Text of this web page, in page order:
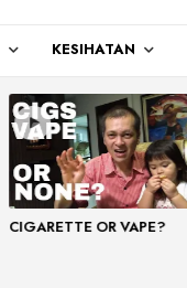
KESIHATAN
CIGARETTE OR VAPE?